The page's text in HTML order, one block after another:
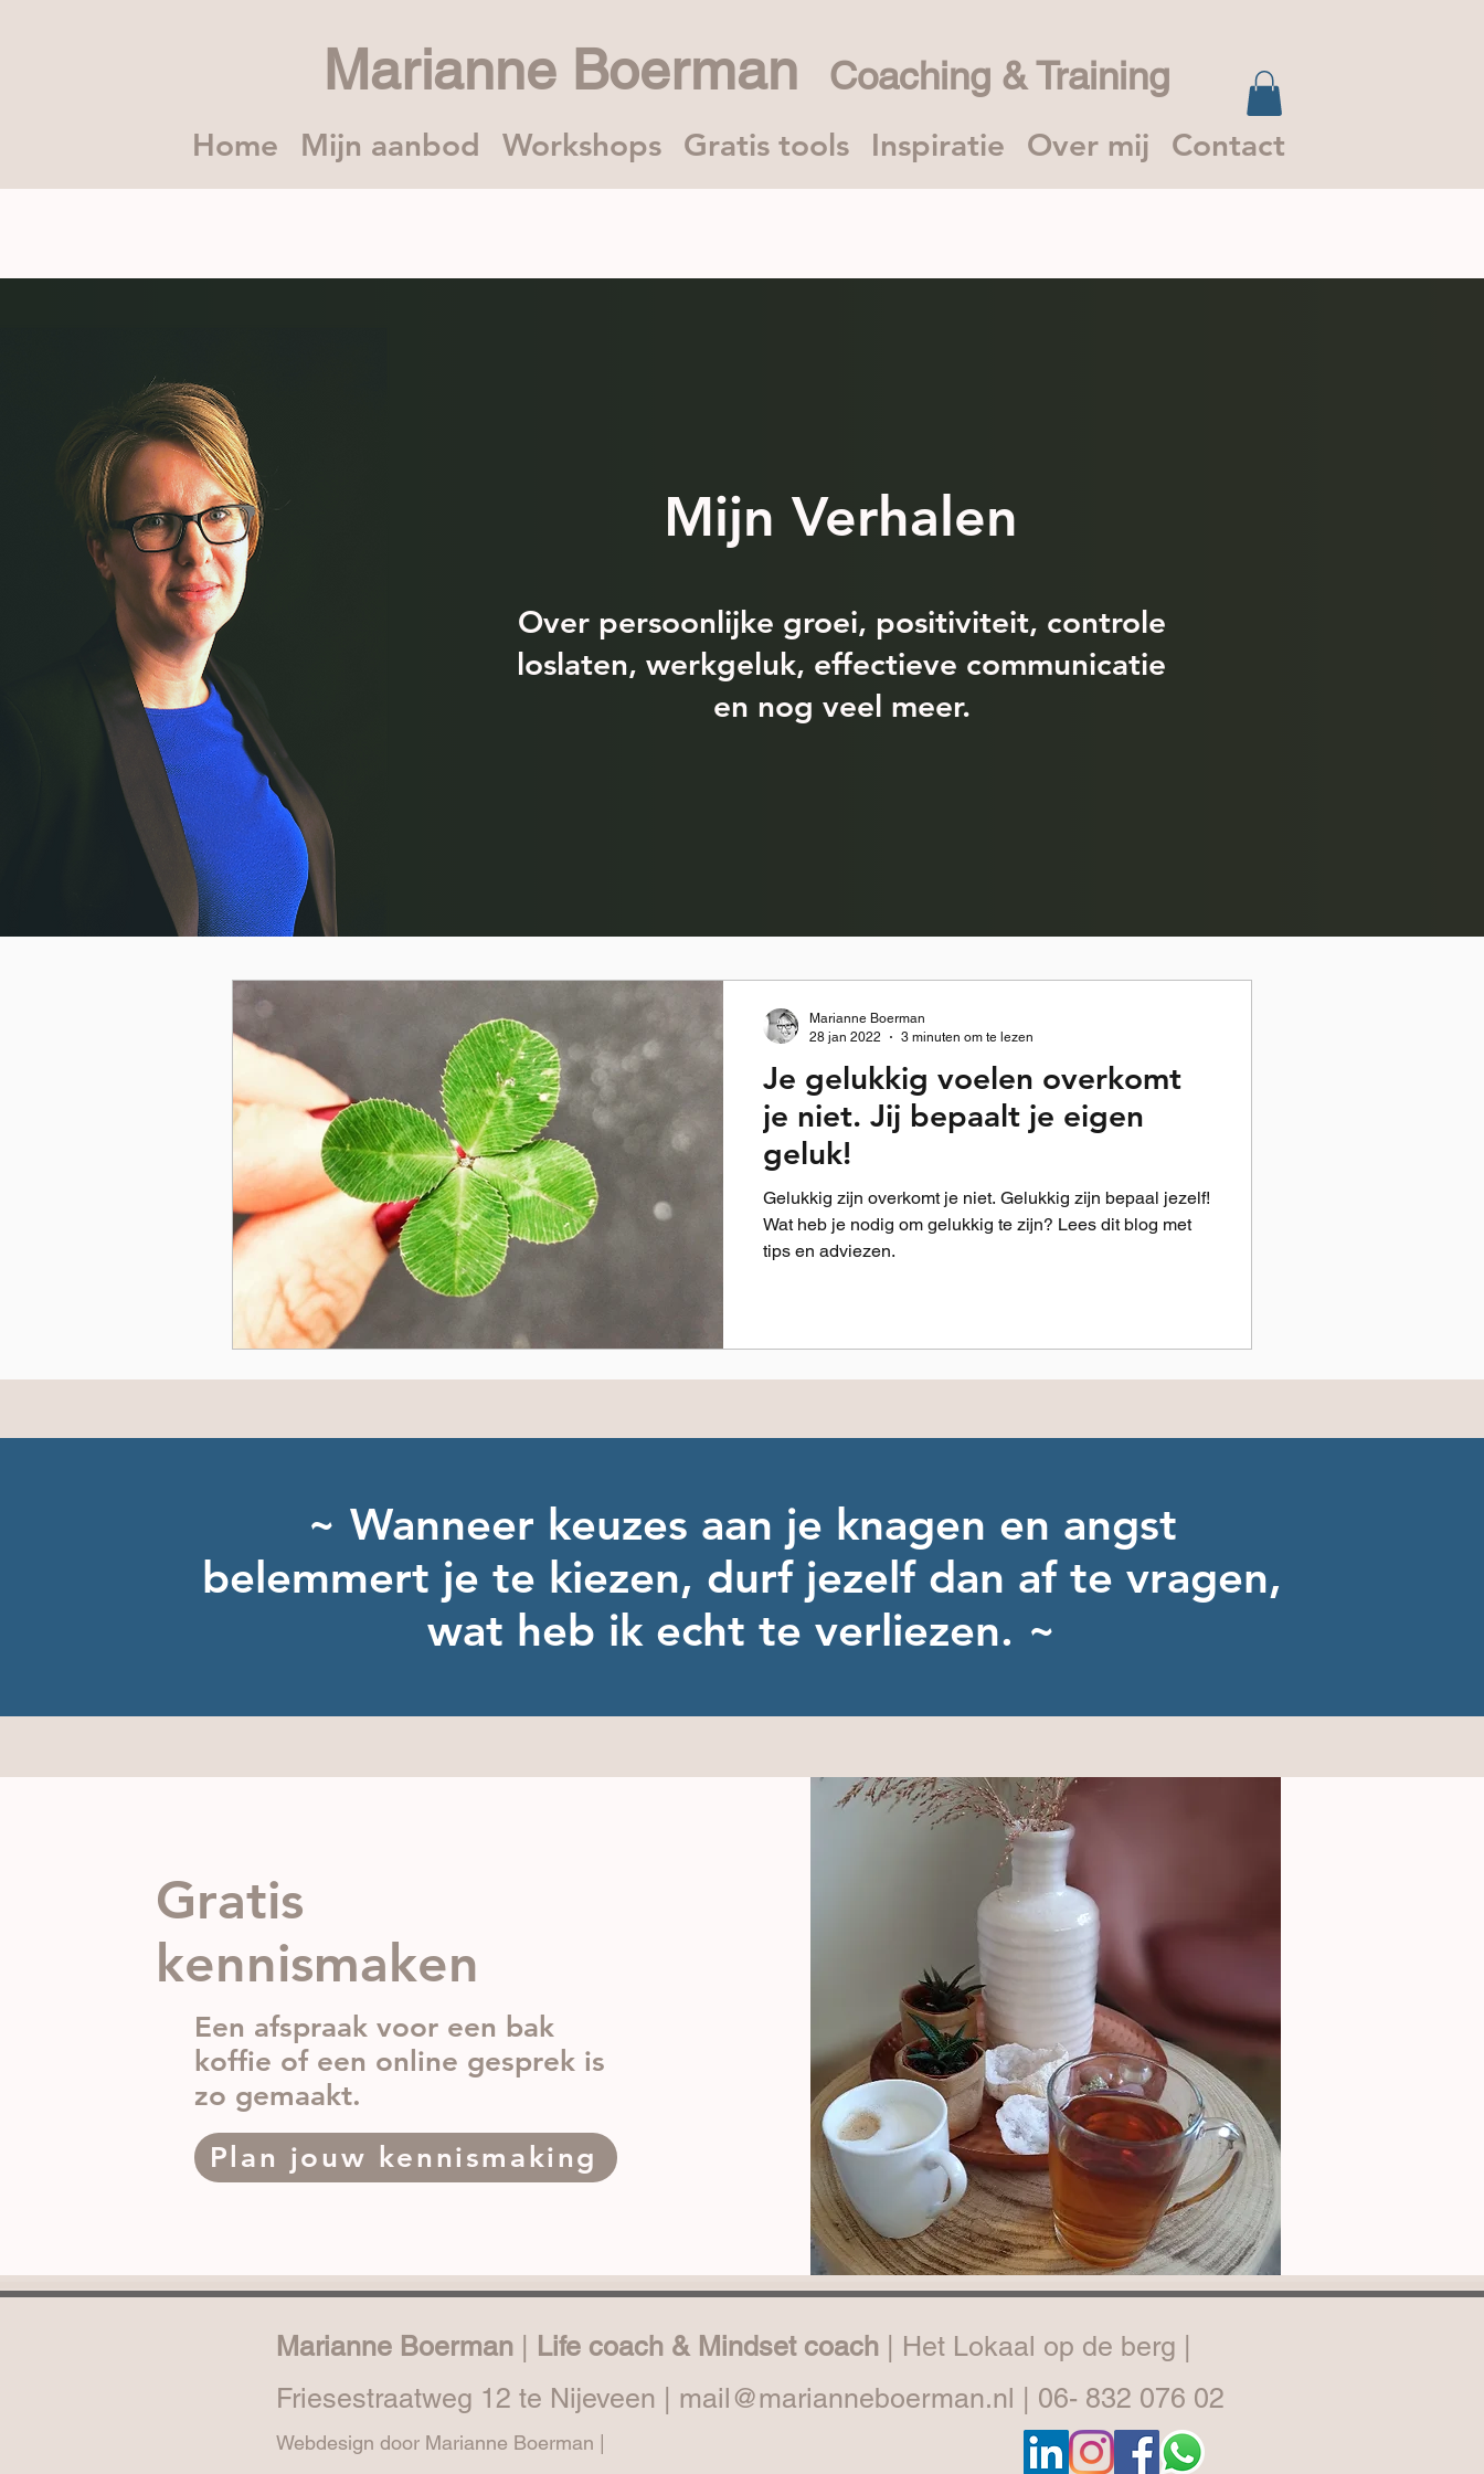
Marianne Boerman Coaching & Training
Home Mijn aanbod Workshops Gratis tools Inspiratie Over mij Contact
Mijn Verhalen
Over persoonlijke groei, positiviteit, controle
loslaten, werkgeluk, effectieve communicatie
en nog veel meer.
Je gelukkig voelen overkomt
je niet. Jij bepaalt je eigen
geluk!
Gelukkig zijn overkomt je niet. Gelukkig zijn bepaal jezelf!
Wat heb je nodig om gelukkig te zijn? Lees dit blog met
tips en adviezen.
Marianne Boerman
28 jan 2022
3 minuten om te lezen
~ Wanneer keuzes aan je knagen en angst
belemmert je te kiezen, durf jezelf dan af te vragen,
wat heb ik echt te verliezen. ~
Gratis
kennismaken
Een afspraak voor een bak
koffie of een online gesprek is
zo gemaakt.
Plan jouw kennismaking
Marianne Boerman | Life coach & Mindset coach | Het Lokaal op de berg |
Friesestraatweg 12 te Nijeveen | mail@marianneboerman.nl | 06- 832 076 02
Webdesign door Marianne Boerman |